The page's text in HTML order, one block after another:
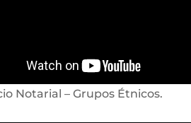
Notarial – Grupos Étnicos.